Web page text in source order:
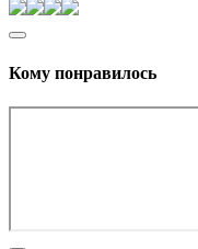
Кому понравилось